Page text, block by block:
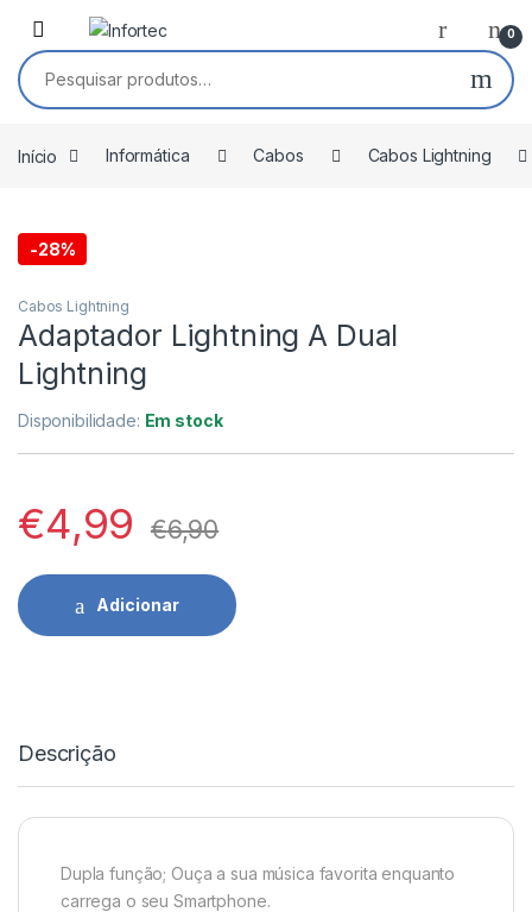
Saltar para navegação
Pular para o conteúdo
0
Pesquisar por:
Início Informática Cabos Cabos Lightning
-28%
Cabos Lightning
Adaptador Lightning A Dual
Lightning
Disponibilidade: Em stock
€4,99 €6,90
Adicionar
Descrição
Dupla função; Ouça a sua música favorita enquanto
carrega o seu Smartphone.